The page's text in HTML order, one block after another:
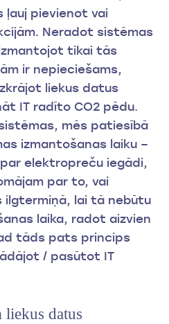
ļauj pievienot vai
Neradot sistēmas
tikai tās
ir nepieciešams,
liekus datus
IT radīto CO2 pēdu.
mēs patiesībā
izmantošanas laiku –
elektropreču iegādi,
par to, vai
ilgtermiņā, lai tā nebūtu
laika, radot aizvien
tāds pats princips
/ pasūtot IT
datus